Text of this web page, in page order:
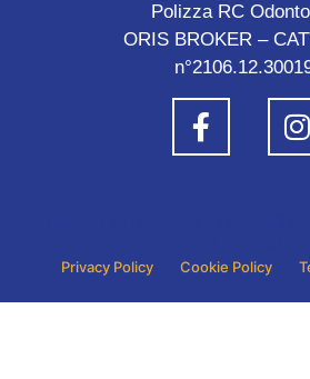
Polizza RC
ORIS BROKER –
Privacy Policy Cookie Policy